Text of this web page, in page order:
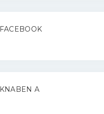
FACEBOOK
KNABEN A